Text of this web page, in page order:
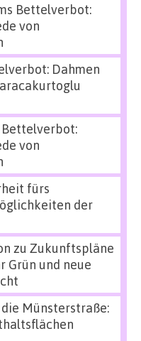
Bettelverbot:
von
Dahmen
von
fürs
der
zu Zukunftspläne
Grün und neue
Münsterstraße: